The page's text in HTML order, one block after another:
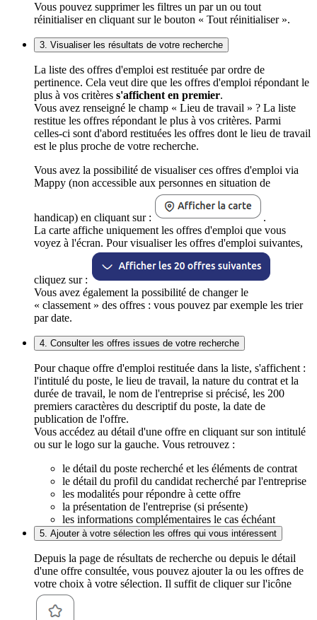
Vous pouvez supprimer les filtres un par un ou tout
réinitialiser en cliquant sur le bouton « Tout réinitialiser ».
3. Visualiser les résultats de votre recherche
La liste des offres d'emploi est restituée par ordre de
pertinence. Cela veut dire que les offres d'emploi répondant le
plus à vos critères s'affichent en premier.
Vous avez renseigné le champ « Lieu de travail » ? La liste
restitue les offres répondant le plus à vos critères. Parmi
celles-ci sont d'abord restituées les offres dont le lieu de travail
est le plus proche de votre recherche.
Vous avez la possibilité de visualiser ces offres d'emploi via
Mappy (non accessible aux personnes en situation de
handicap) en cliquant sur :
.
La carte affiche uniquement les offres d'emploi que vous
voyez à l'écran. Pour visualiser les offres d'emploi suivantes,
cliquez sur :
Vous avez également la possibilité de changer le
« classement » des offres : vous pouvez par exemple les trier
par date.
4. Consulter les offres issues de votre recherche
Pour chaque offre d'emploi restituée dans la liste, s'affichent :
l'intitulé du poste, le lieu de travail, la nature du contrat et la
durée de travail, le nom de l'entreprise si précisé, les 200
premiers caractères du descriptif du poste, la date de
publication de l'offre.
Vous accédez au détail d'une offre en cliquant sur son intitulé
ou sur le logo sur la gauche. Vous retrouvez :
le détail du poste recherché et les éléments de contrat
le détail du profil du candidat recherché par l'entreprise
les modalités pour répondre à cette offre
la présentation de l'entreprise (si présente)
les informations complémentaires le cas échéant
5. Ajouter à votre sélection les offres qui vous intéressent
Depuis la page de résultats de recherche ou depuis le détail
d'une offre consultée, vous pouvez ajouter la ou les offres de
votre choix à votre sélection. Il suffit de cliquer sur l'icône